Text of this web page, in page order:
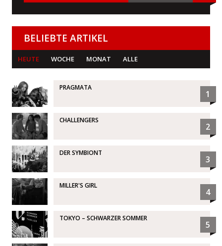
BELIEBTE ARTIKEL
HEUTE WOCHE MONAT ALLE
PRAGMATA
1
CHALLENGERS
2
DER SYMBIONT
3
MILLER'S GIRL
4
TOKYO – SCHWARZER SOMMER
5